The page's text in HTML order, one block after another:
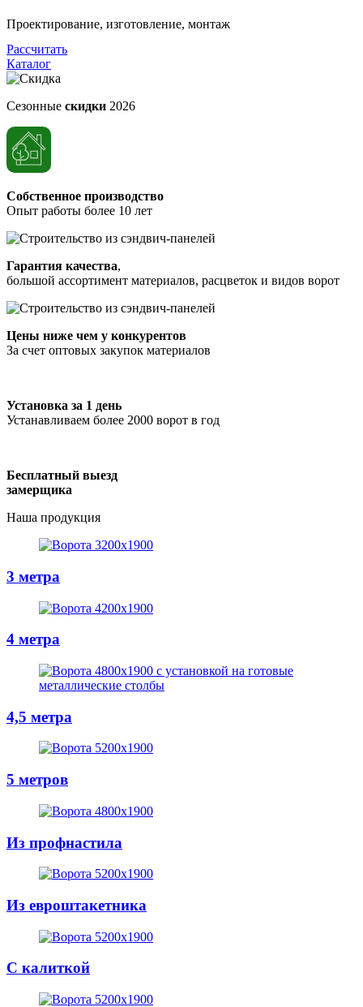
Проектирование, изготовление, монтаж
Рассчитать
Каталог
Сезонные скидки 2026
Собственное производство
Опыт работы более 10 лет
Гарантия качества,
большой ассортимент материалов, расцветок и видов ворот
Цены ниже чем у конкурентов
За счет оптовых закупок материалов
Установка за 1 день
Устанавливаем более 2000 ворот в год
Бесплатный выезд
замерщика
Наша продукция
3 метра
4 метра
4,5 метра
5 метров
Из профнастила
Из евроштакетника
С калиткой